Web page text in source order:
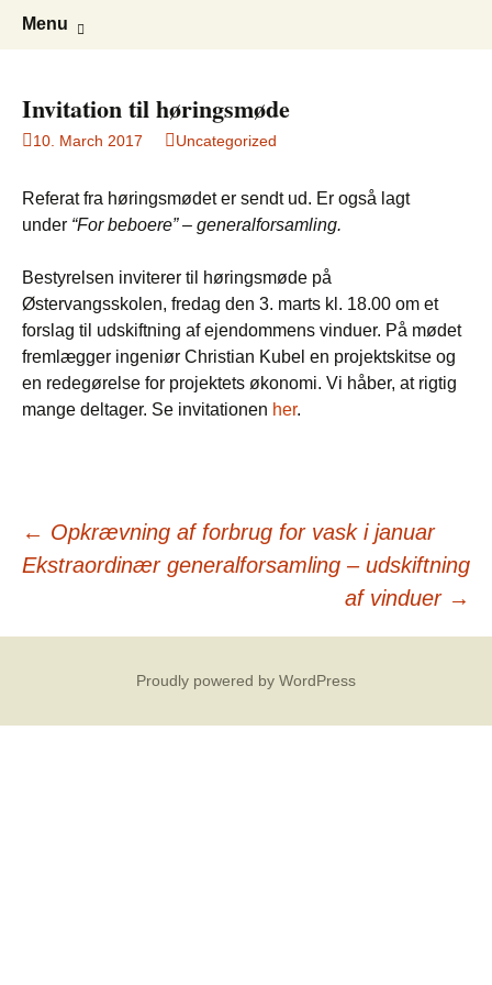
Roskildehave
Ejerforeningen Roskildehave
Menu
Invitation til høringsmøde
10. March 2017 Uncategorized
Referat fra høringsmødet er sendt ud. Er også lagt
under “For beboere” – generalforsamling.
Bestyrelsen inviterer til høringsmøde på
Østervangsskolen, fredag den 3. marts kl. 18.00 om et
forslag til udskiftning af ejendommens vinduer. På mødet
fremlægger ingeniør Christian Kubel en projektskitse og
en redegørelse for projektets økonomi. Vi håber, at rigtig
mange deltager. Se invitationen her.
Post
navigation
← Opkrævning af forbrug for vask i januar
Ekstraordinær generalforsamling – udskiftning
af vinduer →
Proudly powered by WordPress